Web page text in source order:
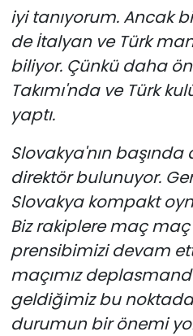
iyi tanıyorum. Ancak
de İtalyan ve Türk
biliyor. Çünkü daha
Takımı'nda ve Türk
yaptı.
Slovakya'nın
direktör bulunuyor.
Slovakya kompakt
Biz rakiplere maç
prensibimizi devam
maçımız
geldiğimiz bu
durumun bir önemi